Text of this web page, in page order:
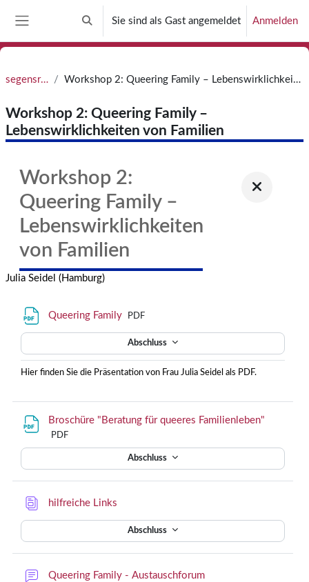
Website-Übersicht
Sucheingabe umschalten
Sie sind als Gast angemeldet Anmelden
segensreich Workshop 2: Queering Family – Lebenswirklichkeiten von Familien
Workshop 2: Queering Family –
Lebenswirklichkeiten von Familien
Workshop 2:
Queering Family –
Lebenswirklichkeiten
von Familien
Julia Seidel (Hamburg)
Queering Family PDF
Abschluss
Hier finden Sie die Präsentation von Frau Julia Seidel als PDF.
Broschüre "Beratung für queeres Familienleben"
PDF
Abschluss
hilfreiche Links
Abschluss
Queering Family - Austauschforum